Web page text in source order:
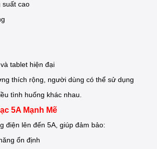
suất cao
tablet hiện đại
thích rộng, người dùng có thể sử dụng
tình huống khác nhau.
5A Mạnh Mẽ
điện lên đến 5A, giúp đảm bảo:
ổn định